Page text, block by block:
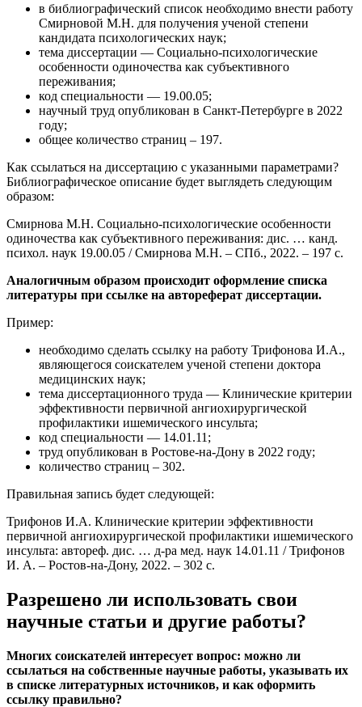
в библиографический список необходимо внести работу
Смирновой М.Н. для получения ученой степени
кандидата психологических наук;
тема диссертации — Социально-психологические
особенности одиночества как субъективного
переживания;
код специальности — 19.00.05;
научный труд опубликован в Санкт-Петербурге в 2022
году;
общее количество страниц – 197.
Как ссылаться на диссертацию с указанными параметрами?
Библиографическое описание будет выглядеть следующим
образом:
Смирнова М.Н. Социально-психологические особенности
одиночества как субъективного переживания: дис. … канд.
психол. наук 19.00.05 / Смирнова М.Н. – СПб., 2022. – 197 с.
Аналогичным образом происходит оформление списка
литературы при ссылке на автореферат диссертации.
Пример:
необходимо сделать ссылку на работу Трифонова И.А.,
являющегося соискателем ученой степени доктора
медицинских наук;
тема диссертационного труда — Клинические критерии
эффективности первичной ангиохирургической
профилактики ишемического инсульта;
код специальности — 14.01.11;
труд опубликован в Ростове-на-Дону в 2022 году;
количество страниц – 302.
Правильная запись будет следующей:
Трифонов И.А. Клинические критерии эффективности
первичной ангиохирургической профилактики ишемического
инсульта: автореф. дис. … д-ра мед. наук 14.01.11 / Трифонов
И. А. – Ростов-на-Дону, 2022. – 302 с.
Разрешено ли использовать свои
научные статьи и другие работы?
Многих соискателей интересует вопрос: можно ли
ссылаться на собственные научные работы, указывать их
в списке литературных источников, и как оформить
ссылку правильно?